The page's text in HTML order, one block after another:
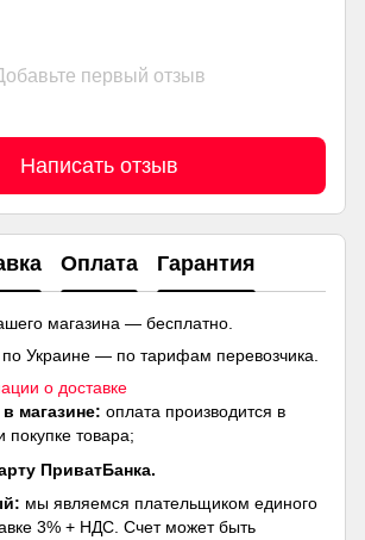
первый отзыв
Написать отзыв
Оплата Гарантия
магазина — бесплатно.
Украине — по тарифам перевозчика.
о доставке
магазине: оплата производится в
покупке товара;
ПриватБанка.
мы являемся плательщиком единого
3% + НДС. Счет может быть